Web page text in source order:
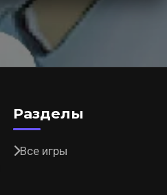
Разделы
Все игры